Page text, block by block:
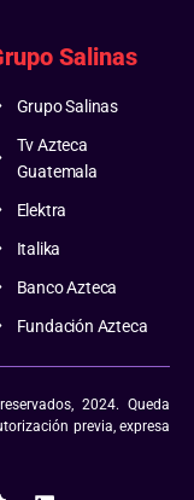
Salinas
Grupo Salinas
Tv Azteca
Guatemala
Elektra
Italika
Banco Azteca
Fundación Azteca
2024. Queda
previa, expresa